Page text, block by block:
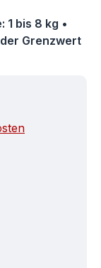
1 bis 8 kg •
Grenzwert